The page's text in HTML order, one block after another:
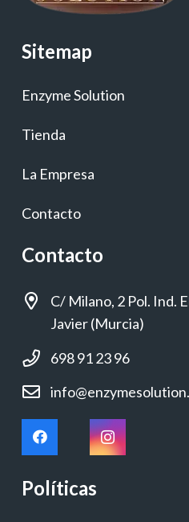
Sitemap
Enzyme Solution
Tienda
La Empresa
Contacto
Contacto
C/ Milano, 2 Pol. Ind.
Javier (Murcia)
698 91 23 96
Políticas